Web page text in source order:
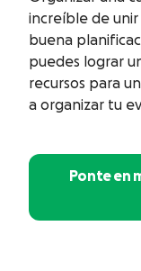
increíble de
buena
puedes lograr
recursos para
a organizar tu
Ponte en